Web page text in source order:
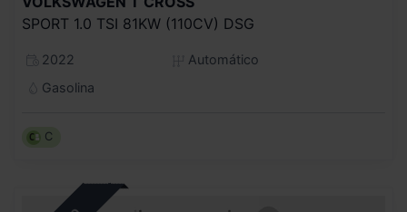
SPORT 1.0 TSI 81KW (110CV) DSG
2022
Automático
Gasolina
C